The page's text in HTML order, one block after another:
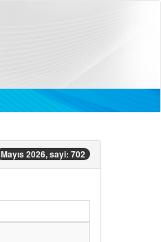
Mayıs 2026, sayi: 702